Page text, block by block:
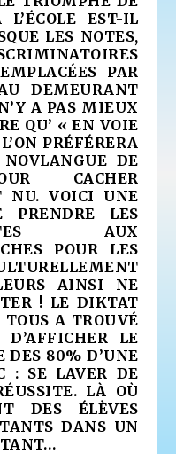
EST-IL
LES NOTES,
PAR
DEMEURANT
A PAS MIEUX
QU’ « EN VOIE
PRÉFÉRERA
DE
CACHER
NU. VOICI UNE
PRENDRE LES
AUX
POUR LES
AINSI NE
! LE DIKTAT
A TROUVÉ
LE
DES 80% D’UNE
: SE LAVER DE
LÀ OÙ
DES ÉLÈVES
DANS UN